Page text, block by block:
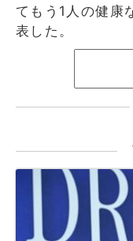
てもう1人の健康
表した。